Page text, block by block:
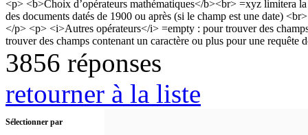
3856 réponses
retourner à la liste
Sélectionner par